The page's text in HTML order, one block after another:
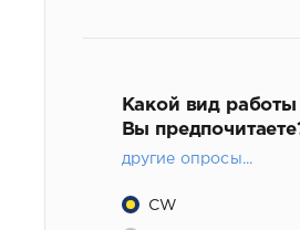
Какой вид
Вы
другие опросы...
CW